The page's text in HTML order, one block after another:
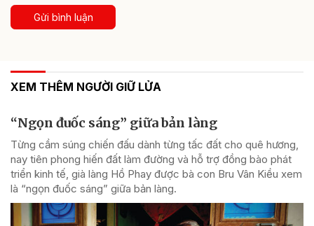
Gửi bình luận
XEM THÊM NGƯỜI GIỮ LỬA
“Ngọn đuốc sáng” giữa bản làng
Từng cầm súng chiến đấu dành từng tấc đất cho quê hương,
nay tiên phong hiến đất làm đường và hỗ trợ đồng bào phát
triển kinh tế, già làng Hồ Phay được bà con Bru Vân Kiều xem
là “ngọn đuốc sáng” giữa bản làng.